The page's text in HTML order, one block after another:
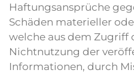
Haftungsansprüche
Schäden materieller
welche aus dem Zugriff
Nichtnutzung der
Informationen, durch